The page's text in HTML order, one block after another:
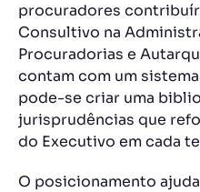
procuradores
Consultivo na
Procuradorias e
contam com um
pode-se criar uma
jurisprudências que
do Executivo em cada
O posicionamento